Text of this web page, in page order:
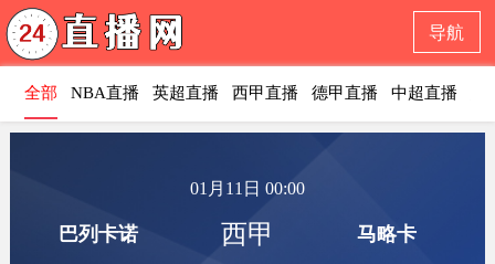
导航
全部 NBA直播 英超直播 西甲直播 德甲直播 中超直播
巴列卡诺
01月11日 00:00
西甲 马略卡